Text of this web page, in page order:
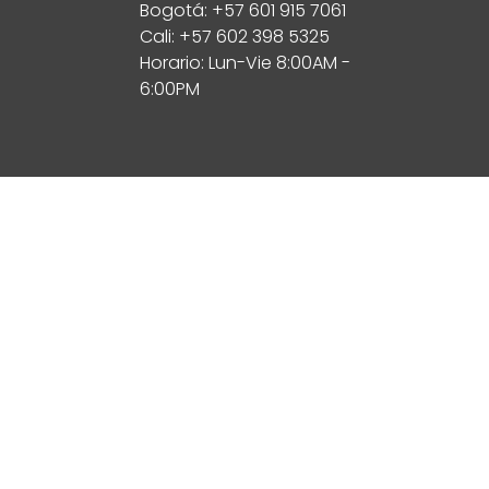
Bogotá: +57 601 915 7061
Cali: +57 602 398 5325
Horario: Lun-Vie 8:00AM -
6:00PM